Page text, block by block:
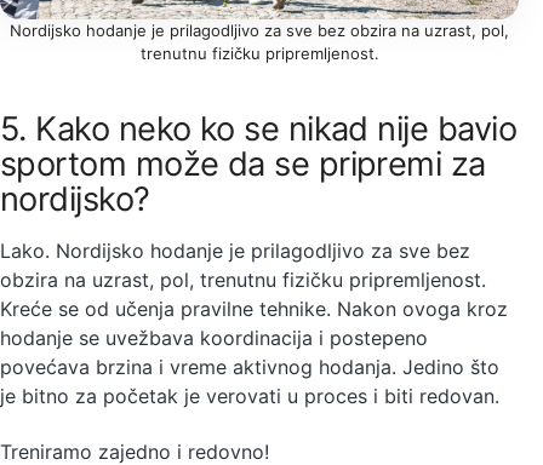
Nordijsko hodanje je prilagodljivo za sve bez obzira na uzrast, pol,
trenutnu fizičku pripremljenost.
5. Kako neko ko se nikad nije bavio
sportom može da se pripremi za
nordijsko?
Lako. Nordijsko hodanje je prilagodljivo za sve bez
obzira na uzrast, pol, trenutnu fizičku pripremljenost.
Kreće se od učenja pravilne tehnike. Nakon ovoga kroz
hodanje se uvežbava koordinacija i postepeno
povećava brzina i vreme aktivnog hodanja. Jedino što
je bitno za početak je verovati u proces i biti redovan.
Treniramo zajedno i redovno!